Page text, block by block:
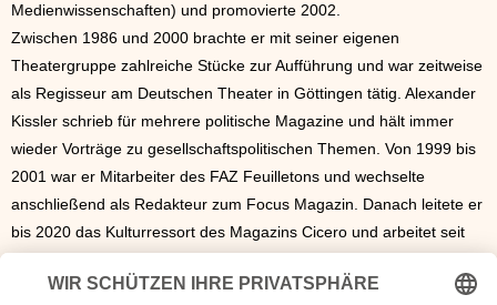
Medienwissenschaften) und promovierte 2002.
Zwischen 1986 und 2000 brachte er mit seiner eigenen
Theatergruppe zahlreiche Stücke zur Aufführung und war zeitweise
als Regisseur am Deutschen Theater in Göttingen tätig. Alexander
Kissler schrieb für mehrere politische Magazine und hält immer
wieder Vorträge zu gesellschaftspolitischen Themen. Von 1999 bis
2001 war er Mitarbeiter des FAZ Feuilletons und wechselte
anschließend als Redakteur zum Focus Magazin. Danach leitete er
bis 2020 das Kulturressort des Magazins Cicero und arbeitet seit
Alexander Kissler veröffentlichte bisher 15 Sachbücher und äußert